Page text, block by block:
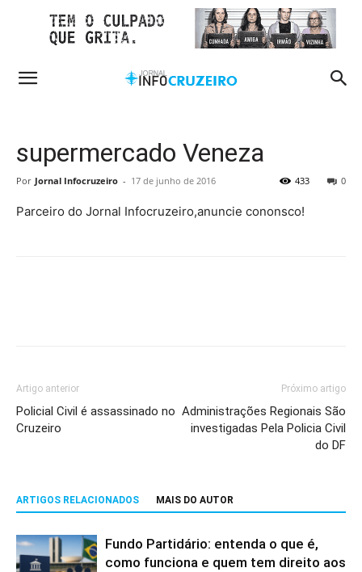
supermercado Veneza
Por Jornal Infocruzeiro - 17 de junho de 2016 0
433
Parceiro do Jornal Infocruzeiro,anuncie cononsco!
Artigo anterior
Policial Civil é assassinado no
Cruzeiro
Próximo artigo
Administrações Regionais São
investigadas Pela Policia Civil
do DF
ARTIGOS RELACIONADOS MAIS DO AUTOR
Fundo Partidário: entenda o que é,
como funciona e quem tem direito aos